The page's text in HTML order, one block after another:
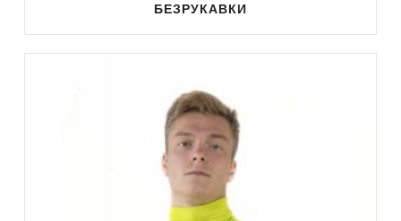
БЕЗРУКАВКИ